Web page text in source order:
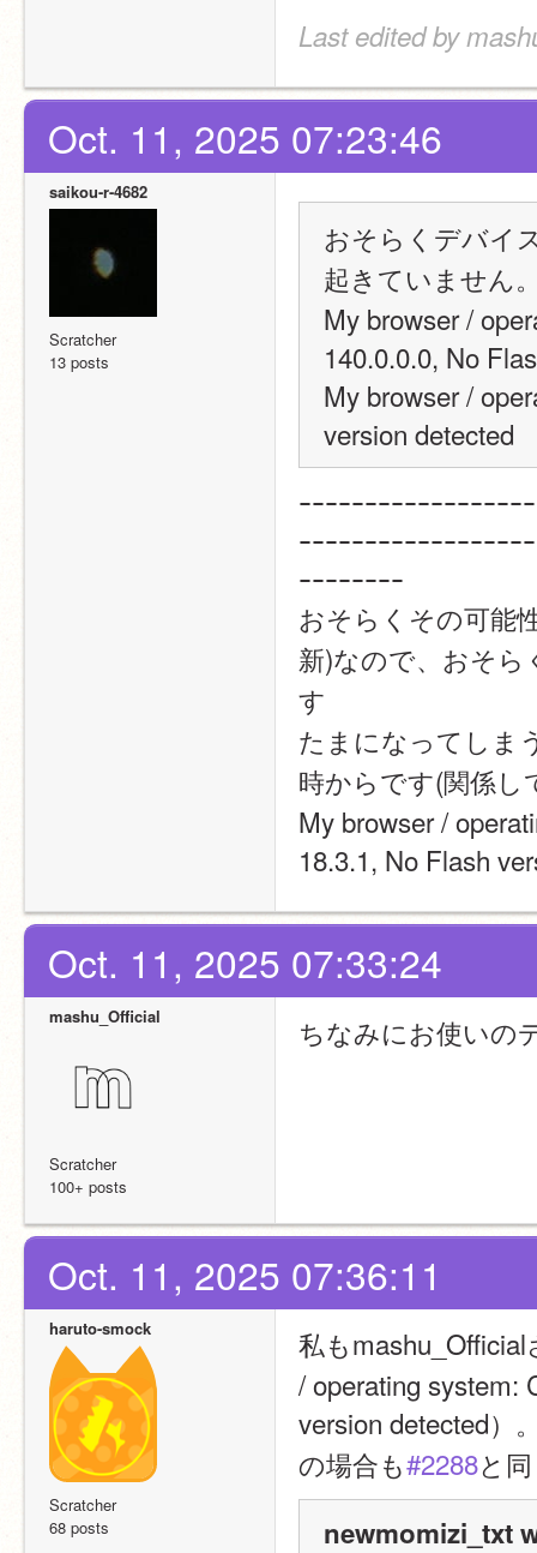
Last edited by
Oct. 11, 2025 07:23:46
saikou-r-4682
Scratcher
13 posts
おそらくデバイ
起きていません
My browser /
140.0.0.0, No
My browser /
version detected
ｰｰｰｰｰｰｰｰｰｰｰｰｰｰｰｰｰ
ｰｰｰｰｰｰｰｰｰｰｰｰｰｰｰｰｰ
ｰｰｰｰｰｰｰｰ
おそらくその可能
新)なので、おそ
す
たまになってしま
時からです(関係
My browser /
18.3.1, No Flash
Oct. 11, 2025 07:33:24
mashu_Official
Scratcher
100+ posts
ちなみにお使いの
Oct. 11, 2025 07:36:11
haruto-smock
Scratcher
68 posts
私も
/ operating system:
version detected）
の場合も#2288と
newmomizi_txt